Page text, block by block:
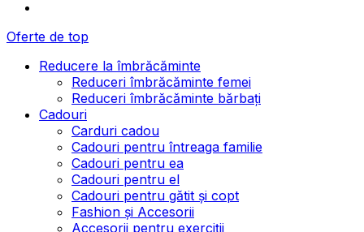
Oferte de top
Reducere la îmbrăcăminte
Reduceri îmbrăcăminte femei
Reduceri îmbrăcăminte bărbați
Cadouri
Carduri cadou
Cadouri pentru întreaga familie
Cadouri pentru ea
Cadouri pentru el
Cadouri pentru gătit și copt
Fashion și Accesorii
Accesorii pentru exerciții